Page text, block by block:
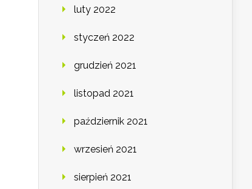
luty 2022
styczeń 2022
grudzień 2021
listopad 2021
październik 2021
wrzesień 2021
sierpień 2021